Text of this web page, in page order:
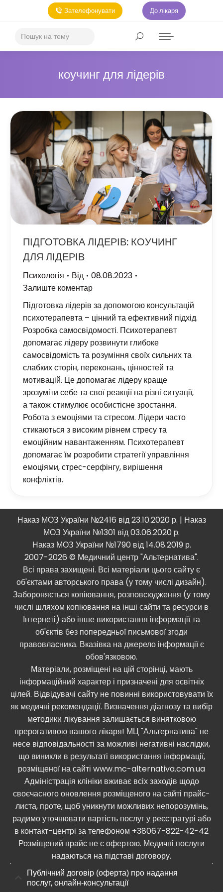
Зателефонувати До лікаря
коучинг для лідерів
ПІДГОТОВКА ЛІДЕРІВ: КОУЧИНГ
ДЛЯ ЛІДЕРІВ
Психологія Від
08.08.2023
Залиште коментар
Підготовка лідерів за допомогою консультацій
психотерапевта – цінний та ефективний підхід.
Розробка самосвідомості. Психотерапевт
допомагає лідеру розвинути глибоке
самосвідомість та розуміння своїх сильних та
слабких сторін, переконань, цінностей та
мотивацій. Це допомагає лідеру краще
зрозуміти себе та свої реакції на різні ситуації,
а також стимулює особистісне зростання.
Робота з емоціями та стресом. Лідери часто
стикаються з високим рівнем стресу та
емоційним навантаженням. Психотерапевт
допомагає їм розробити стратегії управління
емоціями, стрес-серфінгу, вирішення
конфліктів.
Наказ МОЗ України №2416 від 23.10.2020 р. | Наказ
МОЗ України №1301 від 03.06.2020 р.
Наказ МОЗ України №1790 від 14.08.2019 р.
2007-2026 © Медичний центр "Альтернатива".
Всі права захищені. Всі матеріали цього сайту є
об'єктами авторського права (у тому числі дизайн).
Забороняється копіювання, розповсюдження (у тому
числі шляхом копіювання на інші сайти та ресурси в
Інтернеті) або інше використання інформації та
об'єктів без попередньої письмової згоди
правовласника. Вказівка ​​на джерело інформації є
обов'язковою.
Матеріали, розміщені на цій сторінці, мають
інформаційний характер і призначені для освітніх
цілей. Відвідувачі сайту не повинні використовувати їх
як медичні рекомендації. Визначення діагнозу та вибір
методики лікування залишається винятковою
прерогативою вашого лікаря! МЦ "Альтернатива" не
несе відповідальності за можливі негативні наслідки,
що виникли в результаті використання інформації,
розміщеної на сайті www.mc-alternativa.com.ua
Адміністрація клініки вживає всіх заходів щодо
своєчасного оновлення розміщеного на сайті прайс-
листа, проте, щоб уникнути можливих непорозумінь,
радимо уточнювати вартість послуг у реєстратурі або
в контакт-центрі за телефоном +38067-822-42-42
Розміщений прайс не є офертою. Медичні послуги
надаються на підставі договору.
Публічний договір (оферта) про надання
послуг, онлайн-консультації